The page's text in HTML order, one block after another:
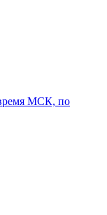
МСК, по